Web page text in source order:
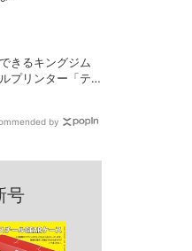
きるキングジム
プリンター「テ
by
号